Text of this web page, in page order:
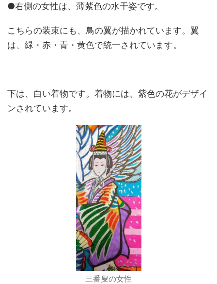
●右側の女性は、薄紫色の水干姿です。
こちらの装束にも、鳥の翼が描かれています。翼
は、緑・赤・青・黄色で統一されています。
下は、白い着物です。着物には、紫色の花がデザイ
ンされています。
三番叟の女性